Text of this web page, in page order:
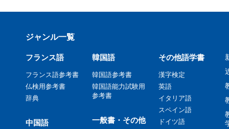
ジャンル一覧
フランス語
フランス語参考書
仏検用参考書
辞典
中国語
韓国語
韓国語参考書
韓国語能力試験用
参考書
一般書・その他
その他語学書
漢字検定
英語
イタリア語
スペイン語
ドイツ語